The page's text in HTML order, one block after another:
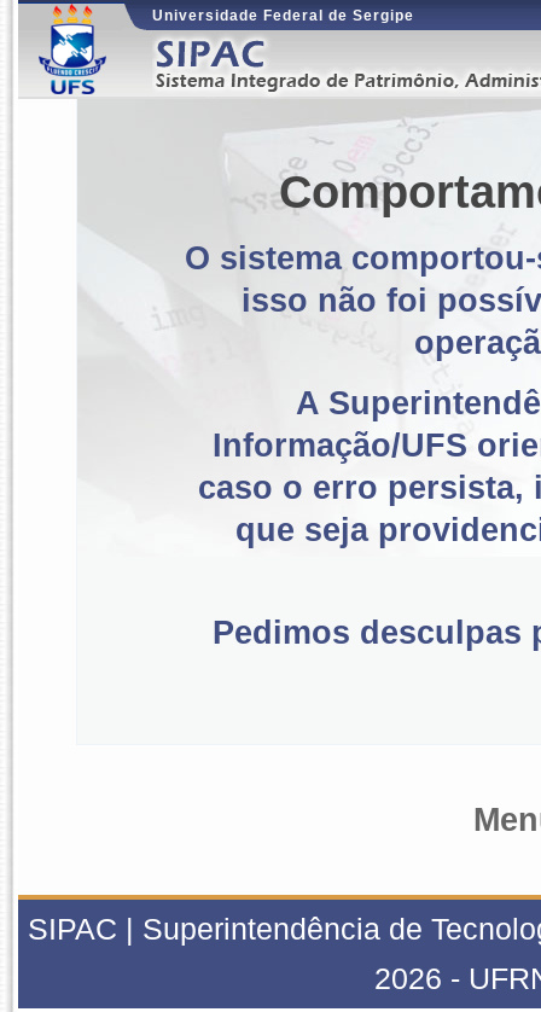
Universidade Federal de Sergipe
O sistema
isso não foi
A
Informação/UFS
caso o erro persista,
que seja
Pedimos desculpas
SIPAC | Superintendência de
2026 -